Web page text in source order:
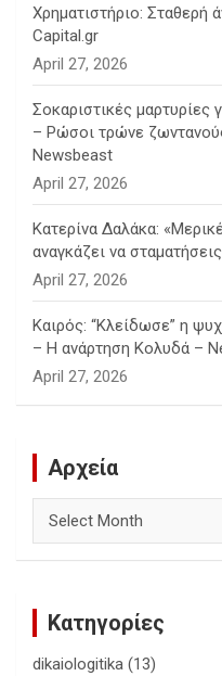
Χρηματιστήριο:
Capital.gr
April 27, 2026
Σοκαριστικές μαρτυρίες
– Ρώσοι τρώνε
Newsbeast
April 27, 2026
Κατερίνα Δαλάκα:
αναγκάζει να
April 27, 2026
Καιρός: “Κλείδωσε” η
– Η ανάρτηση Κολυδά –
April 27, 2026
Αρχεία
Κατηγορίες
dikaiologitika (13)